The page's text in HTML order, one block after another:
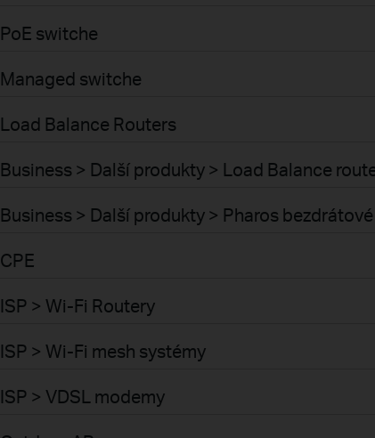
PoE switche
Managed switche
Load Balance Routers
Business > Další produkty > Load Balance
Business > Další produkty > Pharos
CPE
ISP > Wi-Fi Routery
ISP > Wi-Fi mesh systémy
ISP > VDSL modemy